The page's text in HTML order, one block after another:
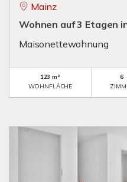
Mainz
Wohnen auf 3 Etagen
Maisonettewohnung
123 m²
WOHNFLÄCHE
6